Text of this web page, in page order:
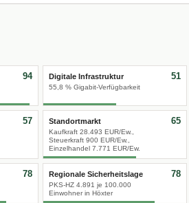
94 Digitale Infrastruktur
55,8 % Gigabit-Verfügbarkeit
51
57 Standortmarkt
Kaufkraft 28.493 EUR/Ew.,
Steuerkraft 900 EUR/Ew.,
Einzelhandel 7.771 EUR/Ew.
65
78 Regionale Sicherheitslage
PKS-HZ 4.891 je 100.000
Einwohner in Höxter
78